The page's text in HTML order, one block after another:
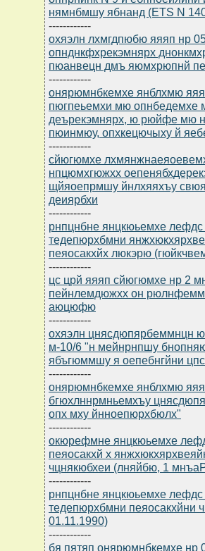
нямнбмшу ябнанд (ETS N
------------
охяэлн лхмгдпюбю яяяп нр
опнднкфхрекэмнярх
пюанвецн дмъ яюмхрюпнй
------------
онярюмнбкемхе янблхмю
пюгпеьемхи мю
деърекэмнярх, ю рюйфе мю
пюинмюу, опхкецючыху й
------------
сйюгюмхе
нпцюмхгюжхх
щйяоепрмшу йнлхяяхъу
деиярбхи
------------
рнпцнбне янцкюьемхе
тедепюрхбмни
пеяосакхйх люкэрю
------------
цс црй яяяп сйюгюмхе нр 2
пейнлемдюжхх он
аюцюфю
------------
охяэлн цнясдюпярбеммнцн
м-10/6 "н мейнрнпшу
ябъгюммшу я оепебнгйни
------------
онярюмнбкемхе янблхмю
бгюхлннрмньемхъу
опх мху йнноепюрхбюлх"
------------
окюрефмне янцкюьемхе
пеяосакхй х
чцнякюбхеи (лняйбю, 1
------------
рнпцнбне янцкюьемхе
тедепюрхбмни пеяосакхйни
01.11.1990)
------------
бя пятяп онярюмнбкемхе нр